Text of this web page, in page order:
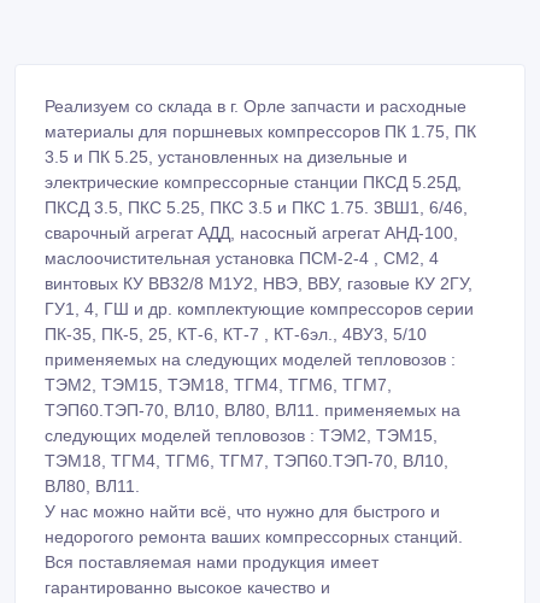
Реализуем со склада в г. Орле запчасти и расходные
материалы для поршневых компрессоров ПК 1.75, ПК
3.5 и ПК 5.25, установленных на дизельные и
электрические компрессорные станции ПКСД 5.25Д,
ПКСД 3.5, ПКС 5.25, ПКС 3.5 и ПКС 1.75. 3ВШ1, 6/46,
сварочный агрегат АДД, насосный агрегат АНД-100,
маслоочистительная установка ПСМ-2-4 , СМ2, 4
винтовых КУ ВВ32/8 М1У2, НВЭ, ВВУ, газовые КУ 2ГУ,
ГУ1, 4, ГШ и др. комплектующие компрессоров серии
ПК-35, ПК-5, 25, КТ-6, КТ-7 , КТ-6эл., 4ВУ3, 5/10
применяемых на следующих моделей тепловозов :
ТЭМ2, ТЭМ15, ТЭМ18, ТГМ4, ТГМ6, ТГМ7,
ТЭП60.ТЭП-70, ВЛ10, ВЛ80, ВЛ11. применяемых на